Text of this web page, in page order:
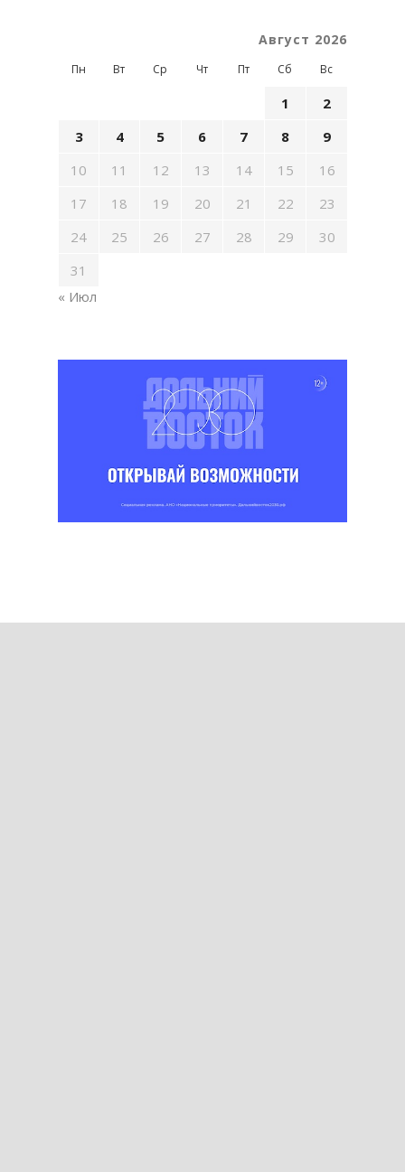
Август 2026
Пн Вт Ср Чт Пт Сб Вс
1
2
3
4 5 6 7 8
9
10
11 12 13 14 15
16
17
18 19 20 21 22
23
24
25 26 27 28 29
30
31
« Июл